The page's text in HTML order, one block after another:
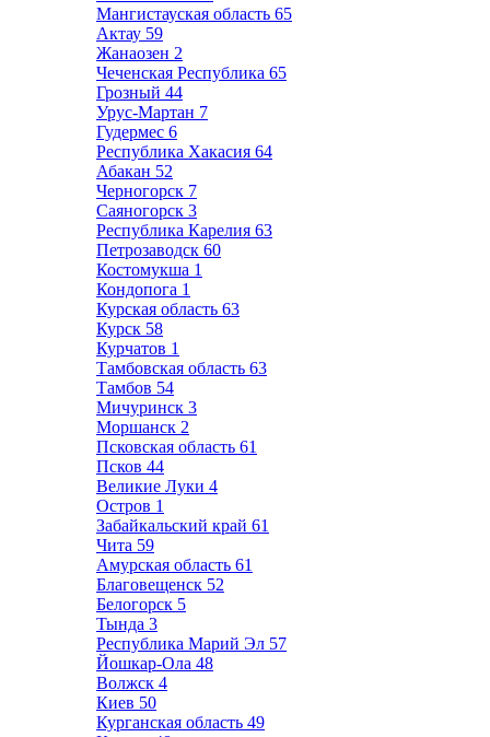
Мангистауская область 65
Актау 59
Жанаозен 2
Чеченская Республика 65
Грозный 44
Урус-Мартан 7
Гудермес 6
Республика Хакасия 64
Абакан 52
Черногорск 7
Саяногорск 3
Республика Карелия 63
Петрозаводск 60
Костомукша 1
Кондопога 1
Курская область 63
Курск 58
Курчатов 1
Тамбовская область 63
Тамбов 54
Мичуринск 3
Моршанск 2
Псковская область 61
Псков 44
Великие Луки 4
Остров 1
Забайкальский край 61
Чита 59
Амурская область 61
Благовещенск 52
Белогорск 5
Тында 3
Республика Марий Эл 57
Йошкар-Ола 48
Волжск 4
Киев 50
Курганская область 49